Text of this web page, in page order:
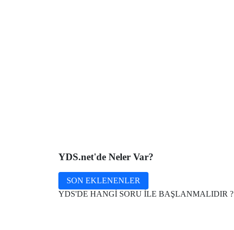
YDS.net'de Neler Var?
SON EKLENENLER
YDS'DE HANGİ SORU İLE BAŞLANMALIDIR ?